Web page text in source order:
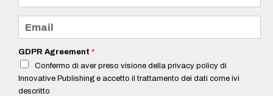
m
e
a
i
*
GDPR Agreement *
Confermo di aver preso visione della privacy policy di
Innovative Publishing e accetto il trattamento dei dati come ivi
descritto